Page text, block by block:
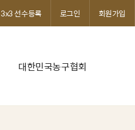
대한민국농구협회
3x3 선수등록 로그인 회원가입